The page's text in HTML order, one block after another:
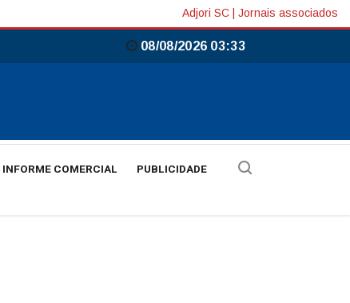
Adjori SC Jornais associados
08/08/2026 03:33
INFORME COMERCIAL PUBLICIDADE